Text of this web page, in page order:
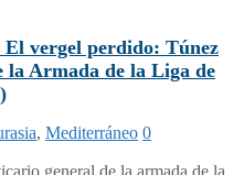
El vergel perdido: Túnez
la Armada de la Liga de
, Mediterráneo 0
general de la armada de la